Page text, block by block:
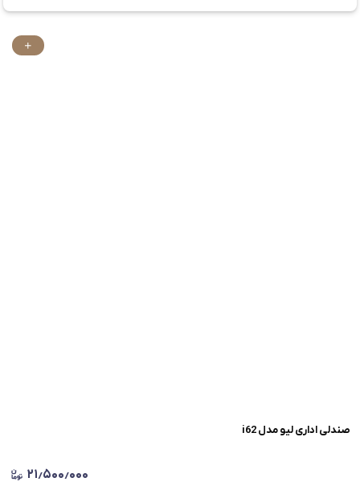
صندلی اداری لیو مدل i62
۲۱٫۵۰۰٫۰۰۰